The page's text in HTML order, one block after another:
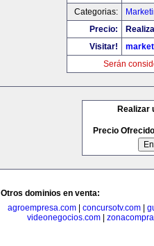
Categorias:
Precio:
Visitar!
Serán
Realizar
Precio
Otros dominios en venta:
agroempresa.com
concursotv.com
videonegocios.com